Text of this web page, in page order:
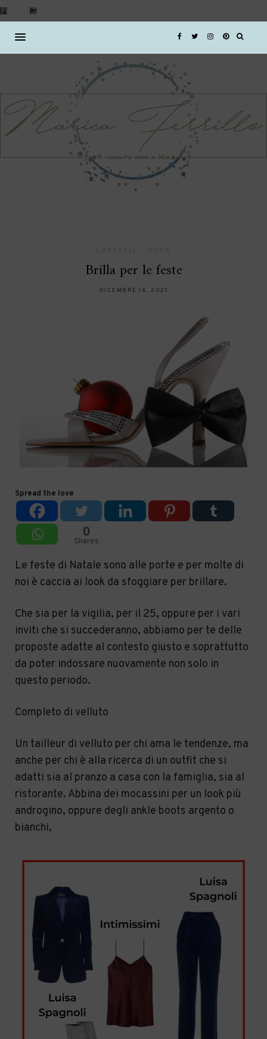
Brilla per le feste
DICEMBRE 16, 2021
Spread the love
0
Shares
Le feste di Natale sono alle porte e per molte di
noi è caccia ai look da sfoggiare per brillare.
Che sia per la vigilia, per il 25, oppure per i vari
inviti che si succederanno, abbiamo per te delle
proposte adatte al contesto giusto e soprattutto
da poter indossare nuovamente non solo in
questo periodo.
Completo di velluto
Un tailleur di velluto per chi ama le tendenze, ma
anche per chi è alla ricerca di un outfit che si
adatti sia al pranzo a casa con la famiglia, sia al
ristorante. Abbina dei mocassini per un look più
androgino, oppure degli ankle boots argento o
bianchi,